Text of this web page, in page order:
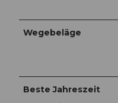
Wegebeläge
Beste Jahreszeit